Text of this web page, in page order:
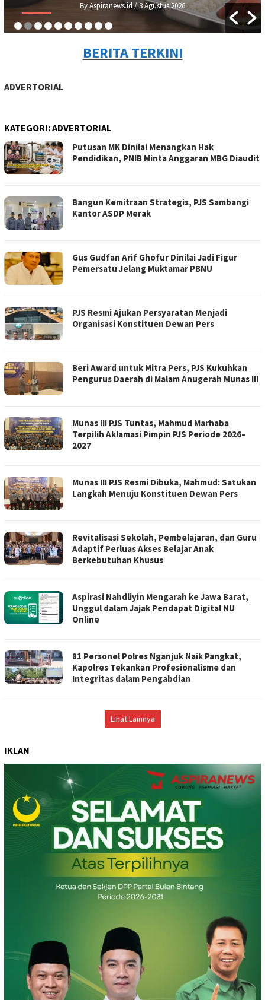
By Aspiranews.id/ 3 Agustus 2026
BERITA TERKINI
ADVERTORIAL
KATEGORI:ADVERTORIAL
Putusan MK Dinilai Menangkan Hak
Pendidikan, PNIB Minta Anggaran MBG Diaudit
Bangun Kemitraan Strategis, PJS Sambangi
Kantor ASDP Merak
Gus Gudfan Arif Ghofur Dinilai Jadi Figur
Pemersatu Jelang Muktamar PBNU
PJS Resmi Ajukan Persyaratan Menjadi
Organisasi Konstituen Dewan Pers
Beri Award untuk Mitra Pers, PJS Kukuhkan
Pengurus Daerah di Malam Anugerah Munas III
Munas III PJS Tuntas, Mahmud Marhaba
Terpilih Aklamasi Pimpin PJS Periode 2026–
2027
Munas III PJS Resmi Dibuka, Mahmud: Satukan
Langkah Menuju Konstituen Dewan Pers
Revitalisasi Sekolah, Pembelajaran, dan Guru
Adaptif Perluas Akses Belajar Anak
Berkebutuhan Khusus
Aspirasi Nahdliyin Mengarah ke Jawa Barat,
Unggul dalam Jajak Pendapat Digital NU
Online
81 Personel Polres Nganjuk Naik Pangkat,
Kapolres Tekankan Profesionalisme dan
Integritas dalam Pengabdian
Lihat Lainnya
IKLAN